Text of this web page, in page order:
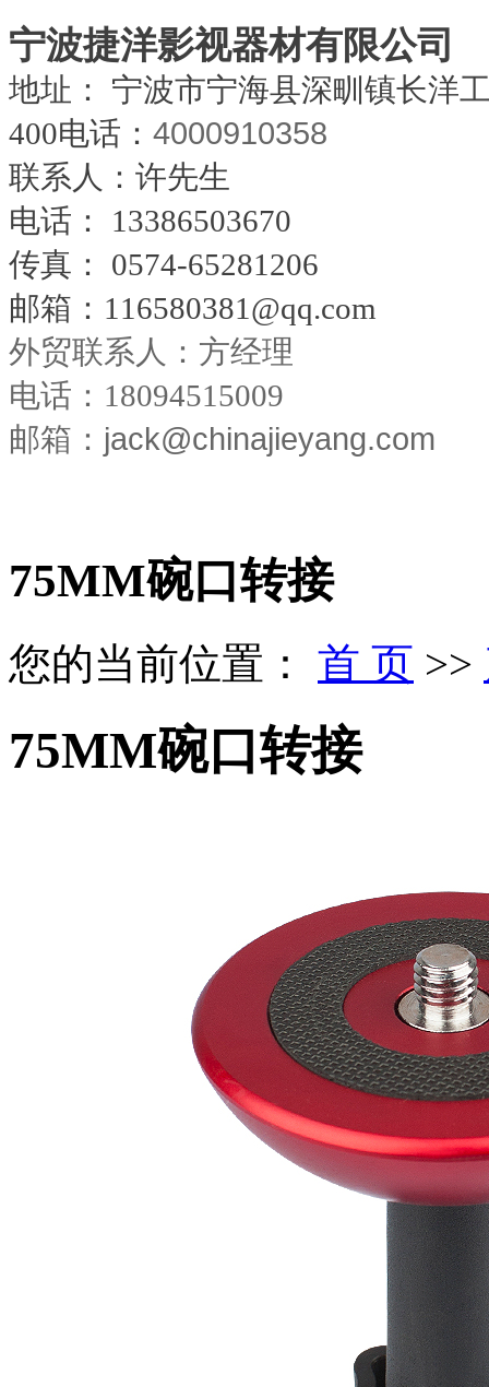
宁波捷洋影视器材有限公司
地址： 宁波市宁海县深甽镇长洋
400电话： 4000910358
联系人：许先生
电话：
13386503670
传真：
0574-65281206
邮箱： 116580381@qq.com
外贸联系人：方经理
电话：18094515009
邮箱： jack@chinajieyang.com
75MM碗口转接
您的当前位置： 首 页 >>
75MM碗口转接